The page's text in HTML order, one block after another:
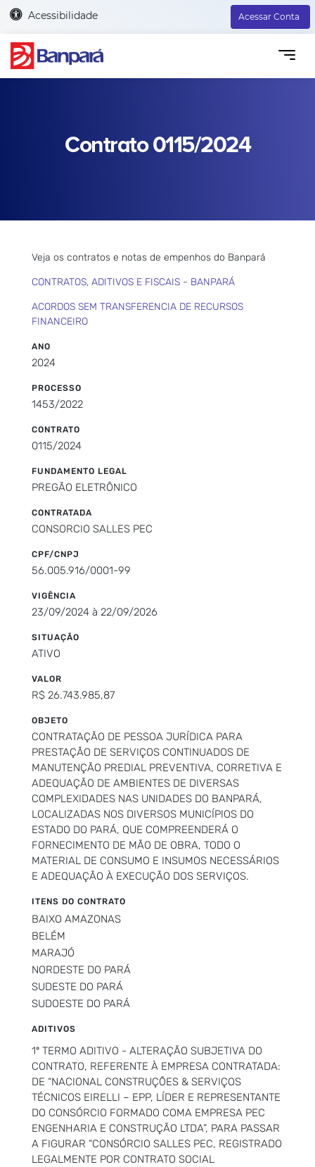
Acessibilidade Acessar Conta
Contrato 0115/2024
Veja os contratos e notas de empenhos do Banpará
CONTRATOS, ADITIVOS E FISCAIS - BANPARÁ
ACORDOS SEM TRANSFERENCIA DE RECURSOS
FINANCEIRO
ANO
2024
PROCESSO
1453/2022
CONTRATO
0115/2024
FUNDAMENTO LEGAL
PREGÃO ELETRÔNICO
CONTRATADA
CONSORCIO SALLES PEC
CPF/CNPJ
56.005.916/0001-99
VIGÊNCIA
23/09/2024 à 22/09/2026
SITUAÇÃO
ATIVO
VALOR
R$ 26.743.985,87
OBJETO
CONTRATAÇÃO DE PESSOA JURÍDICA PARA
PRESTAÇÃO DE SERVIÇOS CONTINUADOS DE
MANUTENÇÃO PREDIAL PREVENTIVA, CORRETIVA E
ADEQUAÇÃO DE AMBIENTES DE DIVERSAS
COMPLEXIDADES NAS UNIDADES DO BANPARÁ,
LOCALIZADAS NOS DIVERSOS MUNICÍPIOS DO
ESTADO DO PARÁ, QUE COMPREENDERÁ O
FORNECIMENTO DE MÃO DE OBRA, TODO O
MATERIAL DE CONSUMO E INSUMOS NECESSÁRIOS
E ADEQUAÇÃO À EXECUÇÃO DOS SERVIÇOS.
ITENS DO CONTRATO
BAIXO AMAZONAS
BELÉM
MARAJÓ
NORDESTE DO PARÁ
SUDESTE DO PARÁ
SUDOESTE DO PARÁ
ADITIVOS
1º TERMO ADITIVO - ALTERAÇÃO SUBJETIVA DO
CONTRATO, REFERENTE À EMPRESA CONTRATADA:
DE “NACIONAL CONSTRUÇÕES & SERVIÇOS
TÉCNICOS EIRELLI – EPP, LÍDER E REPRESENTANTE
DO CONSÓRCIO FORMADO COMA EMPRESA PEC
ENGENHARIA E CONSTRUÇÃO LTDA”, PARA PASSAR
A FIGURAR “CONSÓRCIO SALLES PEC, REGISTRADO
LEGALMENTE POR CONTRATO SOCIAL